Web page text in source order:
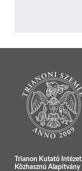
Trianon Kutató Intézet
Közhasznú Alapítvány